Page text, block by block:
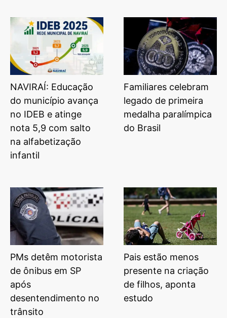
NAVIRAÍ: Educação
do município avança
no IDEB e atinge
nota 5,9 com salto
na alfabetização
infantil
Familiares celebram
legado de primeira
medalha paralímpica
do Brasil
PMs detêm motorista
de ônibus em SP
após
desentendimento no
trânsito
Pais estão menos
presente na criação
de filhos, aponta
estudo